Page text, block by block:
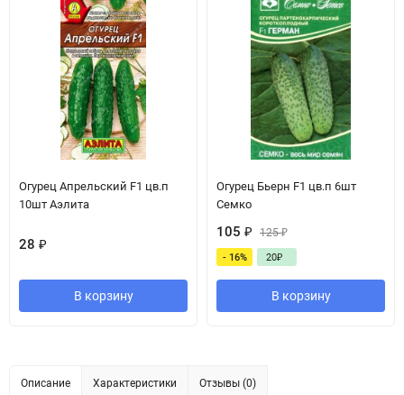
Огурец Апрельский F1 цв.п
10шт Аэлита
28 ₽
В корзину
Огурец Бьерн F1 цв.п 6шт
Семко
105 ₽ 125₽
- 16% 20₽
В корзину
Описание Характеристики Отзывы (0)